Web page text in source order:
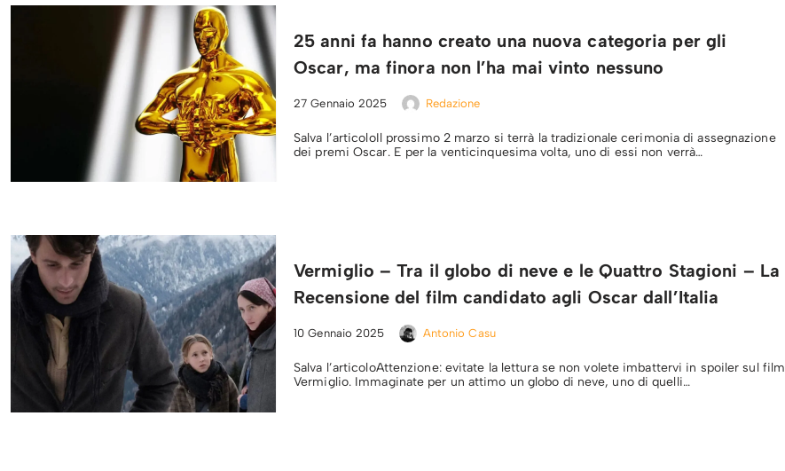
25 anni fa hanno creato una nuova categoria per gli
Oscar, ma finora non l’ha mai vinto nessuno
27 Gennaio 2025 Redazione
Salva l’articoloIl prossimo 2 marzo si terrà la tradizionale cerimonia di assegnazione
dei premi Oscar. E per la venticinquesima volta, uno di essi non verrà…
Vermiglio – Tra il globo di neve e le Quattro Stagioni – La
Recensione del film candidato agli Oscar dall’Italia
10 Gennaio 2025 Antonio Casu
Salva l’articoloAttenzione: evitate la lettura se non volete imbattervi in spoiler sul film
Vermiglio. Immaginate per un attimo un globo di neve, uno di quelli…